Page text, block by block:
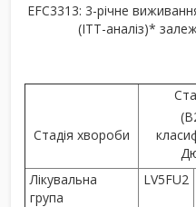
EFC3313: 3-річне
(ІТТ-аналіз)*
Стадія хвороби
Лікувальна
група
LV5FU2